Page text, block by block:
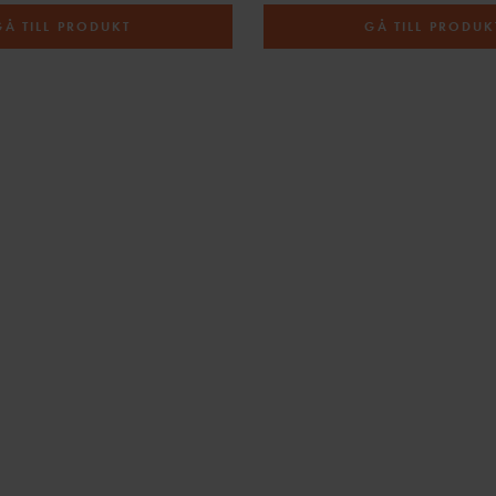
TILL PRODUKT GÅ TILL